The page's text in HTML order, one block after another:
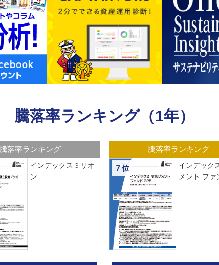
騰落率ランキング（1年）
騰落率ランキング
インデックスミリオ
ン
騰落率ランキング
７位
インデック
メント ファ